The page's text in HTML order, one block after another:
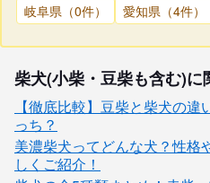
岐阜県（0件）
愛知県（4件）
柴犬(小柴・豆柴も含む)
【徹底比較】豆柴と柴犬の
っち？
美濃柴犬ってどんな犬？性格
しくご紹介！